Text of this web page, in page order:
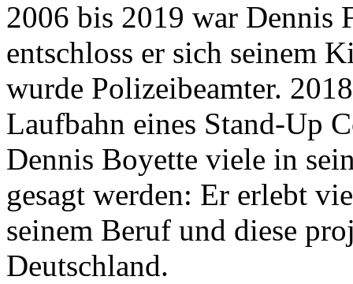
2006 bis 2019 war Dennis
entschloss er sich seinem
wurde Polizeibeamter.
Laufbahn eines Stand-Up
Dennis Boyette viele in
gesagt werden: Er erlebt
seinem Beruf und diese
Deutschland.